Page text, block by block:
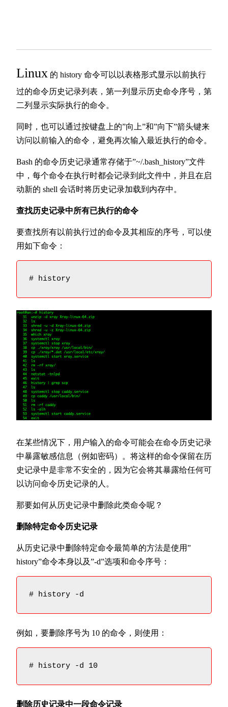
Linux 的 history 命令可以以表格形式显示以前执行
过的命令历史记录列表，第一列显示历史命令序号，第
二列显示实际执行的命令。
同时，也可以通过按键盘上的”向上”和”向下”箭头键来
访问以前输入的命令，避免再次输入最近执行的命令。
Bash 的命令历史记录通常存储于”~/.bash_history”文件
中，每个命令在执行时都会记录到此文件中，并且在启
动新的 shell 会话时将历史记录加载到内存中。
查找历史记录中所有已执行的命令
要查找所有以前执行过的命令及其相应的序号，可以使
用如下命令：
# history
在某些情况下，用户输入的命令可能会在命令历史记录
中暴露敏感信息（例如密码）。将这样的命令保留在历
史记录中是非常不安全的，因为它会将其暴露给任何可
以访问命令历史记录的人。
那要如何从历史记录中删除此类命令呢？
删除特定命令历史记录
从历史记录中删除特定命令最简单的方法是使用”
history”命令本身以及”-d”选项和命令序号：
# history -d
例如，要删除序号为 10 的命令，则使用：
# history -d 10
删除历史记录中一段命令记录